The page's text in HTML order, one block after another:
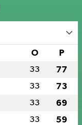
O P
33 77
33 73
33 69
33 59